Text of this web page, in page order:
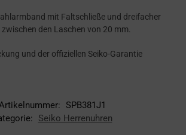
mit Faltschließe und dreifacher
den Laschen von 20 mm.
und der offiziellen Seiko-Garantie
SPB381J1
Seiko Herrenuhren